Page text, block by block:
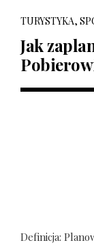
TURYSTYKA,
Jak
Definicja: